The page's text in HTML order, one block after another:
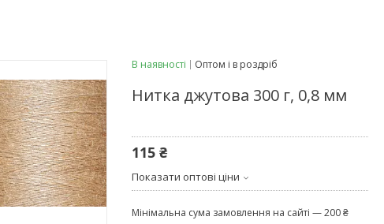
В наявності Оптом і в роздріб
Нитка джутова 300 г, 0,8 мм
115 ₴
Показати оптові ціни
Мінімальна сума замовлення на сайті — 200 ₴